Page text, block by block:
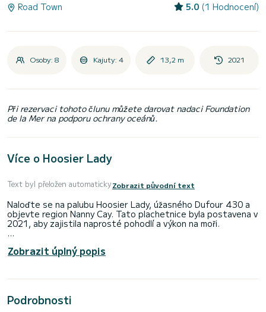
Road Town 5.0 (1 Hodnocení)
Osoby: 8 Kajuty: 4 13,2 m 2021
Při rezervaci tohoto člunu můžete darovat nadaci Foundation
de la Mer na podporu ochrany oceánů.
Více o Hoosier Lady
Text byl přeložen automatickyZobrazit původní text
Naloďte se na palubu Hoosier Lady, úžasného Dufour 430 a
objevte region Nanny Cay. Tato plachetnice byla postavena v
2021, aby zajistila naprosté pohodlí a výkon na moři.
pojmou 8 cestujících při plavbě.
zástrčka, Elektrický naviják.
Zobrazit úplný popis
Podrobnosti